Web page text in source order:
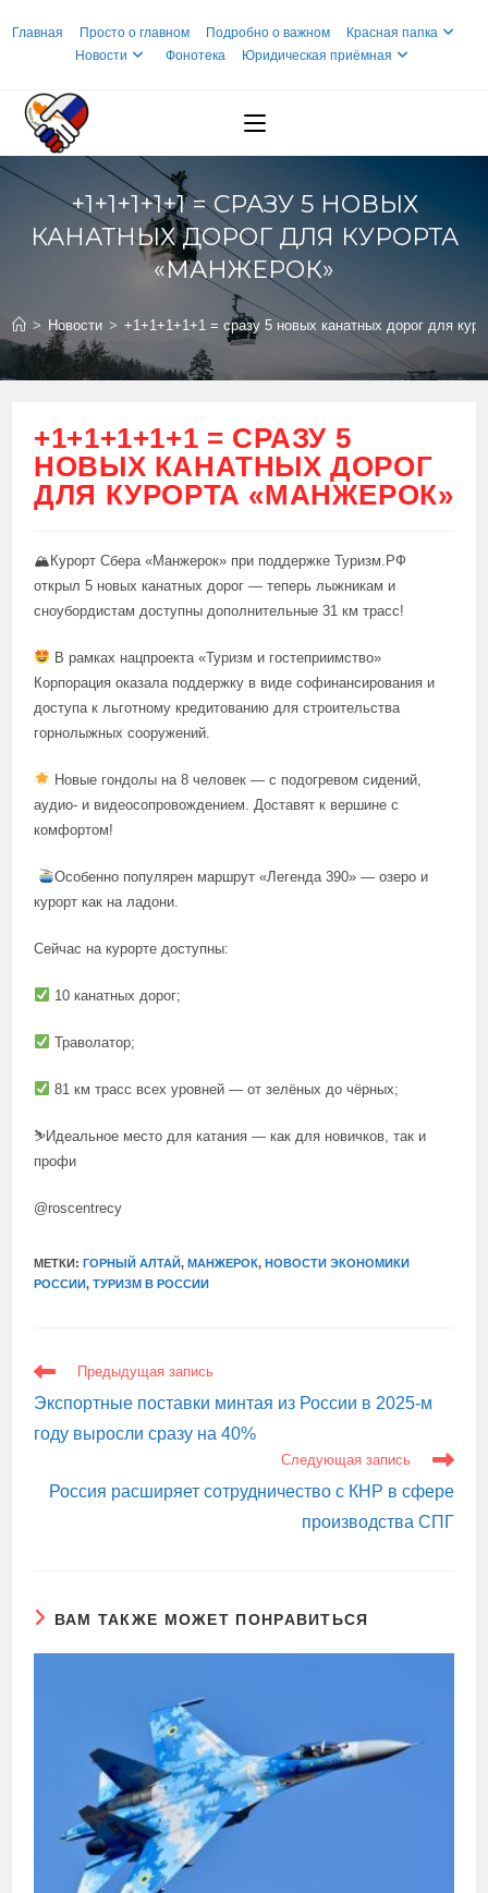
Главная Просто о главном Подробно о важном
Красная папка
Новости
Фонотека Юридическая приёмная
+1+1+1+1+1 = СРАЗУ 5 НОВЫХ
КАНАТНЫХ ДОРОГ ДЛЯ КУРОРТА
«МАНЖЕРОК»
> Новости > +1+1+1+1+1 = сразу 5 новых канатных дорог для
+1+1+1+1+1 = СРАЗУ 5
НОВЫХ КАНАТНЫХ ДОРОГ
ДЛЯ КУРОРТА «МАНЖЕРОК»
🏔Курорт Сбера «Манжерок» при поддержке Туризм.РФ
открыл 5 новых канатных дорог — теперь лыжникам и
сноубордистам доступны дополнительные 31 км трасс!
В рамках нацпроекта «Туризм и гостеприимство»
Корпорация оказала поддержку в виде софинансирования и
доступа к льготному кредитованию для строительства
горнолыжных сооружений.
Новые гондолы на 8 человек — с подогревом сидений,
аудио- и видеосопровождением. Доставят к вершине с
комфортом!
Особенно популярен маршрут «Легенда 390» — озеро и
курорт как на ладони.
Сейчас на курорте доступны:
10 канатных дорог;
Траволатор;
81 км трасс всех уровней — от зелёных до чёрных;
⛷Идеальное место для катания — как для новичков, так и
профи
@roscentrecy
МЕТКИ:ГОРНЫЙ АЛТАЙ, МАНЖЕРОК, НОВОСТИ ЭКОНОМИКИ
РОССИИ, ТУРИЗМ В РОССИИ
ЕЩЕ
СТАТЬИ
Предыдущая запись
Экспортные поставки минтая из России в 2025-м
году выросли сразу на 40%
Следующая запись
Россия расширяет сотрудничество с КНР в сфере
производства СПГ
ВАМ ТАКЖЕ МОЖЕТ ПОНРАВИТЬСЯ